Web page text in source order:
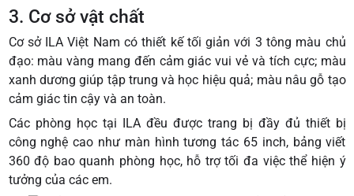
3. Cơ sở vật chất
Cơ sở ILA Việt Nam có thiết kế tối giản với 3 tông màu chủ
đạo: màu vàng mang đến cảm giác vui vẻ và tích cực; màu
xanh dương giúp tập trung và học hiệu quả; màu nâu gỗ tạo
cảm giác tin cậy và an toàn.
Các phòng học tại ILA đều được trang bị đầy đủ thiết bị
công nghệ cao như màn hình tương tác 65 inch, bảng viết
360 độ bao quanh phòng học, hỗ trợ tối đa việc thể hiện ý
tưởng của các em.